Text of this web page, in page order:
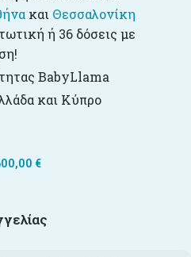
και Θεσσαλονίκη
ή 36 δόσεις με
BabyLlama
και Κύπρο
€